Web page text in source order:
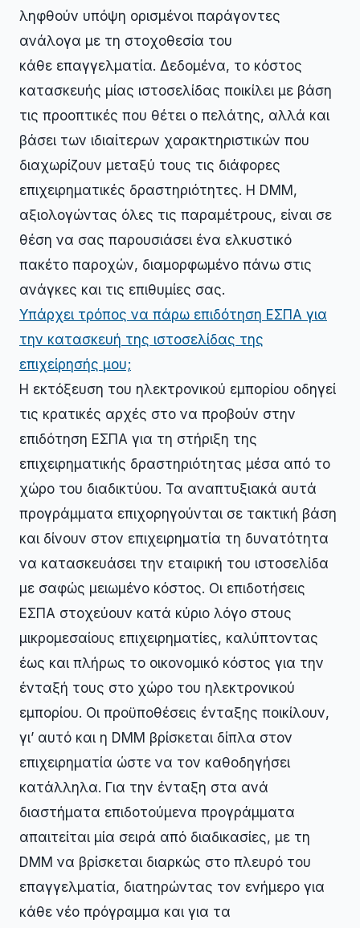
ληφθούν υπόψη ορισμένοι παράγοντες
ανάλογα με τη στοχοθεσία του
κάθε επαγγελματία. Δεδομένα, το κόστος
κατασκευής μίας ιστοσελίδας ποικίλει με βάση
τις προοπτικές που θέτει ο πελάτης, αλλά και
βάσει των ιδιαίτερων χαρακτηριστικών που
διαχωρίζουν μεταξύ τους τις διάφορες
επιχειρηματικές δραστηριότητες. Η DMM,
αξιολογώντας όλες τις παραμέτρους, είναι σε
θέση να σας παρουσιάσει ένα ελκυστικό
πακέτο παροχών, διαμορφωμένο πάνω στις
ανάγκες και τις επιθυμίες σας.
Υπάρχει τρόπος να πάρω επιδότηση ΕΣΠΑ για
την κατασκευή της ιστοσελίδας της
επιχείρησής μου;
Η εκτόξευση του ηλεκτρονικού εμπορίου οδηγεί
τις κρατικές αρχές στο να προβούν στην
επιδότηση ΕΣΠΑ για τη στήριξη της
επιχειρηματικής δραστηριότητας μέσα από το
χώρο του διαδικτύου. Τα αναπτυξιακά αυτά
προγράμματα επιχορηγούνται σε τακτική βάση
και δίνουν στον επιχειρηματία τη δυνατότητα
να κατασκευάσει την εταιρική του ιστοσελίδα
με σαφώς μειωμένο κόστος. Οι επιδοτήσεις
ΕΣΠΑ στοχεύουν κατά κύριο λόγο στους
μικρομεσαίους επιχειρηματίες, καλύπτοντας
έως και πλήρως το οικονομικό κόστος για την
ένταξή τους στο χώρο του ηλεκτρονικού
εμπορίου. Οι προϋποθέσεις ένταξης ποικίλουν,
γι’ αυτό και η DMM βρίσκεται δίπλα στον
επιχειρηματία ώστε να τον καθοδηγήσει
κατάλληλα. Για την ένταξη στα ανά
διαστήματα επιδοτούμενα προγράμματα
απαιτείται μία σειρά από διαδικασίες, με τη
DMM να βρίσκεται διαρκώς στο πλευρό του
επαγγελματία, διατηρώντας τον ενήμερο για
κάθε νέο πρόγραμμα και για τα